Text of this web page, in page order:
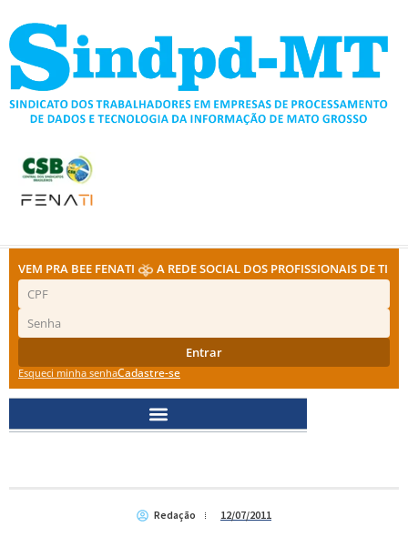
para
conteúdo
VEM PRA BEE FENATI A REDE SOCIAL DOS PROFISSIONAIS DE TI
Entrar
Esqueci minha senhaCadastre-se
Redação 12/07/2011